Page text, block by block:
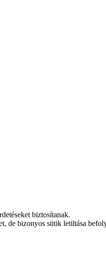
biztosítanak.
de bizonyos sütik letiltása